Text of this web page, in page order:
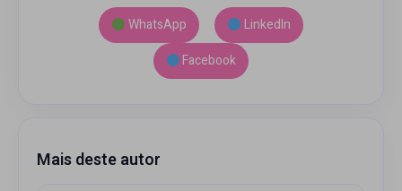
WhatsApp
LinkedIn
Facebook
Mais deste autor